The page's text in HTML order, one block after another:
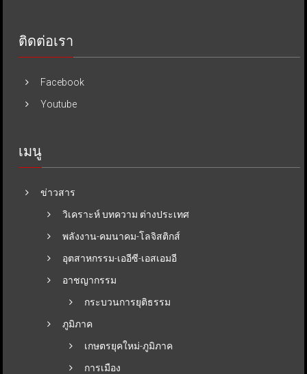
ติดต่อเรา
Facebook
Youtube
เมนู
ข่าวสาร
วิเคราะห์ บทความ ต่างประเทศ
พลังงาน-คมนาคม-โลจิสติกส์
อุตสาหกรรม-เออีซี-เอสเอมอี
อาชญากรรม
กระบวนการยุติธรรม
ภูมิภาค
เกษตรยุคใหม่-ภูมิภาค
การเมือง